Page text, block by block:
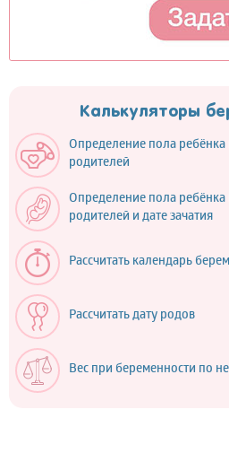
Калькуляторы
Определение пола ребёнка
родителей
Определение пола
родителей и дате зачатия
Рассчитать календарь
Рассчитать дату родов
Вес при беременности по